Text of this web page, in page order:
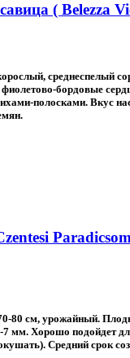
( Belezza
среднеспелый
бордовые
полосками. Вкус
80 см, урожайный.
7 мм. Хорошо подойдет
Средний срок